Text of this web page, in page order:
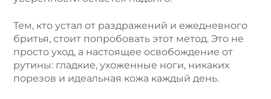
Тем, кто устал от раздражений и ежедневного
бритья, стоит попробовать этот метод. Это не
просто уход, а настоящее освобождение от
рутины: гладкие, ухоженные ноги, никаких
порезов и идеальная кожа каждый день.